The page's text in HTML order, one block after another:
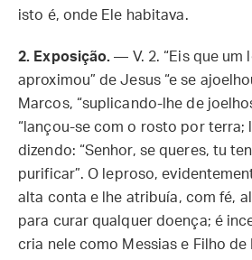
isto é, onde Ele habitava.
2. Exposição.— V. 2. “Eis que um
aproximou” de Jesus “e se
Marcos, “suplicando-lhe de
“lançou-se com o rosto por terra;
dizendo: “Senhor, se queres, tu
purificar”. O leproso,
alta conta e lhe atribuía, com fé,
para curar qualquer doença; é
cria nele como Messias e Filho de